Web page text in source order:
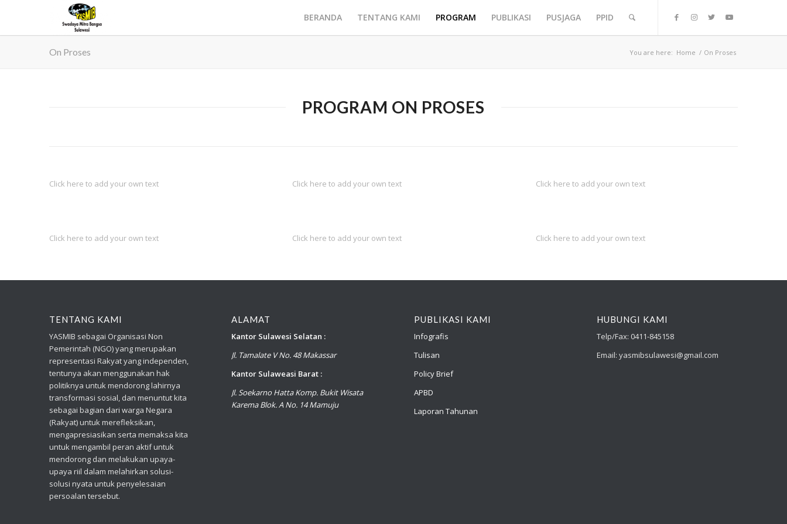
BERANDA TENTANG KAMI PROGRAM PUBLIKASI PUSJAGA PPID
On Proses You are here: Home / On Proses
PROGRAM ON PROSES
Click here to add your own text Click here to add your own text Click here to add your own text
Click here to add your own text Click here to add your own text Click here to add your own text
TENTANG KAMI
YASMIB sebagai Organisasi Non
Pemerintah (NGO) yang merupakan
representasi Rakyat yang independen,
tentunya akan menggunakan hak
politiknya untuk mendorong lahirnya
transformasi sosial, dan menuntut kita
sebagai bagian dari warga Negara
(Rakyat) untuk merefleksikan,
mengapresiasikan serta memaksa kita
untuk mengambil peran aktif untuk
mendorong dan melakukan upaya-
upaya riil dalam melahirkan solusi-
solusi nyata untuk penyelesaian
persoalan tersebut.
ALAMAT
Kantor Sulawesi Selatan :
Jl. Tamalate V No. 48 Makassar
Kantor Sulaweasi Barat :
Jl. Soekarno Hatta Komp. Bukit Wisata
Karema Blok. A No. 14 Mamuju
PUBLIKASI KAMI
Infografis
Tulisan
Policy Brief
APBD
Laporan Tahunan
HUBUNGI KAMI
Telp/Fax: 0411-845158
Email: yasmibsulawesi@gmail.com